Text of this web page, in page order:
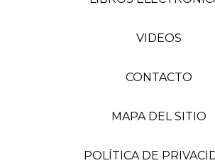
VIDEOS
CONTACTO
MAPA DEL SITIO
POLÍTICA DE